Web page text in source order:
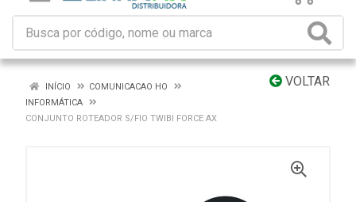
VOLTAR
INÍCIO
COMUNICACAO HO
INFORMÁTICA
CONJUNTO ROTEADOR S/FIO TWIBI FORCE AX